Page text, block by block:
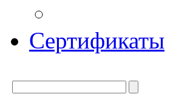
Сертификаты